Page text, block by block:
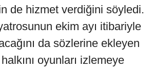
de hizmet verdiğini söyledi.
ekim ayı itibariyle
da sözlerine ekleyen
oyunları izlemeye